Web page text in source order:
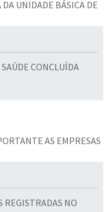
CONCLUÍDA
REGISTRADAS NO